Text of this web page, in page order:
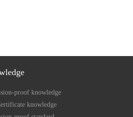
proof knowledge
knowledge